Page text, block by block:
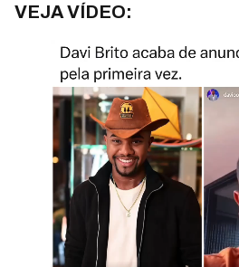
VEJA VÍDEO: